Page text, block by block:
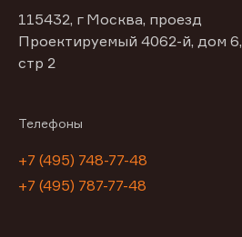
115432, г Москва, проезд
Проектируемый 4062-й, дом 6,
стр 2
Телефоны
+7 (495) 748-77-48
+7 (495) 787-77-48